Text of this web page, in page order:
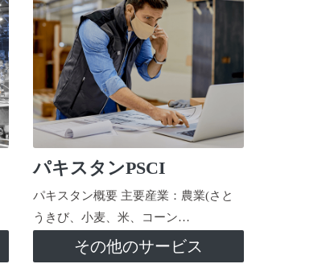
パキスタンPSCI
パキスタン概要 主要産業：農業(さと
うきび、小麦、米、コーン…
その他のサービス